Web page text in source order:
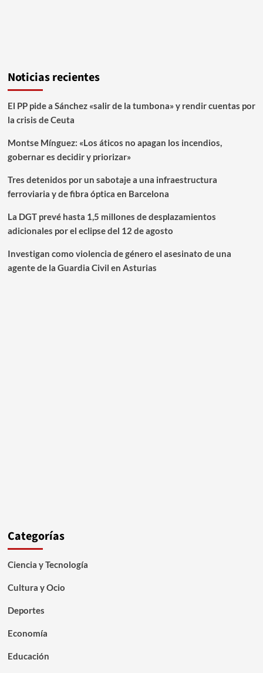
Noticias recientes
El PP pide a Sánchez «salir de la tumbona» y rendir cuentas por
la crisis de Ceuta
Montse Mínguez: «Los áticos no apagan los incendios,
gobernar es decidir y priorizar»
Tres detenidos por un sabotaje a una infraestructura
ferroviaria y de fibra óptica en Barcelona
La DGT prevé hasta 1,5 millones de desplazamientos
adicionales por el eclipse del 12 de agosto
Investigan como violencia de género el asesinato de una
agente de la Guardia Civil en Asturias
Categorías
Ciencia y Tecnología
Cultura y Ocio
Deportes
Economía
Educación